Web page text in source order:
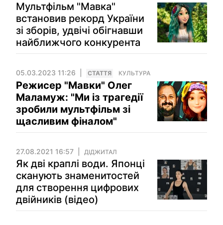
Мультфільм "Мавка"
встановив рекорд України
зі зборів, удвічі обігнавши
найближчого конкурента
05.03.2023 11:26 СТАТТЯ КУЛЬТУРА
Режисер "Мавки" Олег
Маламуж: "Ми із трагедії
зробили мультфільм зі
щасливим фіналом"
27.08.2021 16:57 ДІДЖИТАЛ
Як дві краплі води. Японці
сканують знаменитостей
для створення цифрових
двійників (відео)